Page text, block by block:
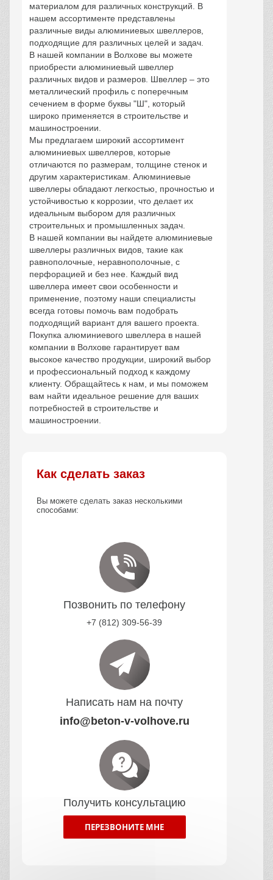
материалом для различных конструкций. В
нашем ассортименте представлены
различные виды алюминиевых швеллеров,
подходящие для различных целей и задач.
В нашей компании в Волхове вы можете
приобрести алюминиевый швеллер
различных видов и размеров. Швеллер – это
металлический профиль с поперечным
сечением в форме буквы "Ш", который
широко применяется в строительстве и
машиностроении.
Мы предлагаем широкий ассортимент
алюминиевых швеллеров, которые
отличаются по размерам, толщине стенок и
другим характеристикам. Алюминиевые
швеллеры обладают легкостью, прочностью и
устойчивостью к коррозии, что делает их
идеальным выбором для различных
строительных и промышленных задач.
В нашей компании вы найдете алюминиевые
швеллеры различных видов, такие как
равнополочные, неравнополочные, с
перфорацией и без нее. Каждый вид
швеллера имеет свои особенности и
применение, поэтому наши специалисты
всегда готовы помочь вам подобрать
подходящий вариант для вашего проекта.
Покупка алюминиевого швеллера в нашей
компании в Волхове гарантирует вам
высокое качество продукции, широкий выбор
и профессиональный подход к каждому
клиенту. Обращайтесь к нам, и мы поможем
вам найти идеальное решение для ваших
потребностей в строительстве и
машиностроении.
Как сделать заказ
Вы можете сделать заказ несколькими
способами:
Позвонить по телефону
+7 (812) 309-56-39
Написать нам на почту
info@beton-v-volhove.ru
Получить консультацию
ПЕРЕЗВОНИТЕ МНЕ